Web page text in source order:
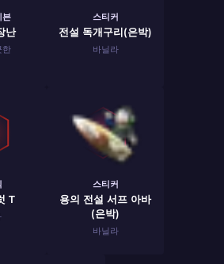
븐
난
한
스티커
전설 독개구리(은박)
바닐라
T
스티커
용의 전설 서프 아바
(은박)
바닐라